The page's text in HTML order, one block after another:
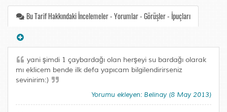
Bu Tarif Hakkındaki İncelemeler - Yorumlar - Görüşler - İpuçları
yani şimdi 1 çaybardağı olan herşeyi su bardağı olarak
mı eklicem bende ilk defa yapıcam bilgilendirirseniz
sevinirim:)
Yorumu ekleyen: Belinay (8 May 2013)